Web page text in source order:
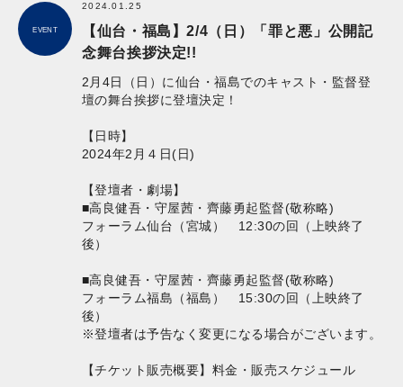
EVENT
2024.01.25
【仙台・福島】2/4（日）「罪と悪」公開記
念舞台挨拶決定!!
2月4日（日）に仙台・福島でのキャスト・監督登
壇の舞台挨拶に登壇決定！
【日時】
2024年2月４日(日)
【登壇者・劇場】
■高良健吾・守屋茜・齊藤勇起監督(敬称略)
フォーラム仙台（宮城） 12:30の回（上映終了
後）
■高良健吾・守屋茜・齊藤勇起監督(敬称略)
フォーラム福島（福島） 15:30の回（上映終了
後）
※登壇者は予告なく変更になる場合がございます。
【チケット販売概要】料金・販売スケジュール